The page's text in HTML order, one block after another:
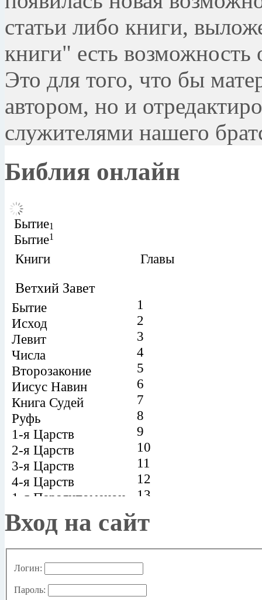
статьи либо книги,
книги" есть возможность
Это для того, что бы
автором, но и
служителями нашего
Библия онлайн
Вход на сайт
Логин:
Пароль: